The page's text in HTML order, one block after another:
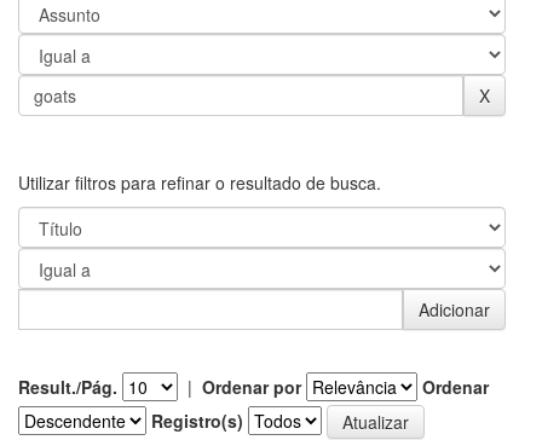
Utilizar filtros para refinar o resultado de busca.
Result./Pág. | Ordenar por
Ordenar
Registro(s)